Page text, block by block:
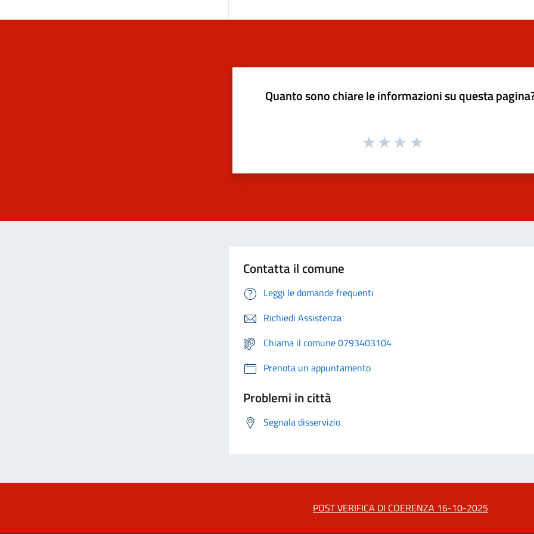
Quanto sono chiare le informazioni su questa
Contatta il comune
Leggi le domande frequenti
Richiedi Assistenza
Chiama il comune 0793403104
Prenota un appuntamento
Problemi in città
Segnala disservizio
POST VERIFICA DI COERENZA 16-10-2025